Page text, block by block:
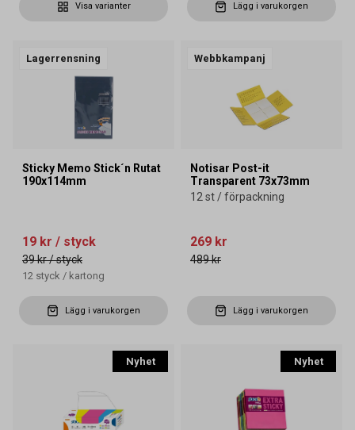
Visa varianter Lägg i varukorgen
Lagerrensning
Sticky Memo Stick´n Rutat
190x114mm
19 kr / styck
39 kr/ styck
12 styck / kartong
Lägg i varukorgen
Webbkampanj
Notisar Post-it
Transparent 73x73mm
12 st / förpackning
269 kr
489 kr
Lägg i varukorgen
Nyhet Nyhet